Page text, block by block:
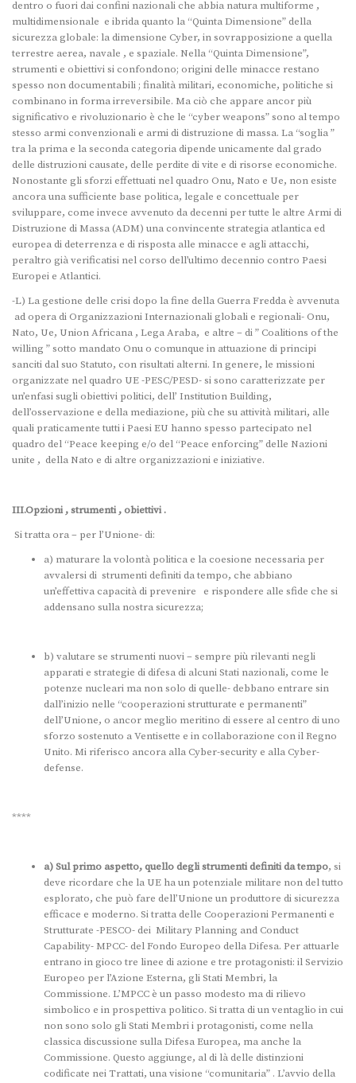
dentro o fuori dai confini nazionali che abbia natura multiforme ,
multidimensionale e ibrida quanto la “Quinta Dimensione” della
sicurezza globale: la dimensione Cyber, in sovrapposizione a quella
terrestre aerea, navale , e spaziale. Nella “Quinta Dimensione”,
strumenti e obiettivi si confondono; origini delle minacce restano
spesso non documentabili ; finalità militari, economiche, politiche si
combinano in forma irreversibile. Ma ciò che appare ancor più
significativo e rivoluzionario è che le “cyber weapons” sono al tempo
stesso armi convenzionali e armi di distruzione di massa. La “soglia ”
tra la prima e la seconda categoria dipende unicamente dal grado
delle distruzioni causate, delle perdite di vite e di risorse economiche.
Nonostante gli sforzi effettuati nel quadro Onu, Nato e Ue, non esiste
ancora una sufficiente base politica, legale e concettuale per
sviluppare, come invece avvenuto da decenni per tutte le altre Armi di
Distruzione di Massa (ADM) una convincente strategia atlantica ed
europea di deterrenza e di risposta alle minacce e agli attacchi,
peraltro già verificatisi nel corso dell’ultimo decennio contro Paesi
Europei e Atlantici.
-L) La gestione delle crisi dopo la fine della Guerra Fredda è avvenuta
ad opera di Organizzazioni Internazionali globali e regionali- Onu,
Nato, Ue, Union Africana , Lega Araba, e altre – di ” Coalitions of the
willing ” sotto mandato Onu o comunque in attuazione di principi
sanciti dal suo Statuto, con risultati alterni. In genere, le missioni
organizzate nel quadro UE -PESC/PESD- si sono caratterizzate per
un’enfasi sugli obiettivi politici, dell’ Institution Building,
dell’osservazione e della mediazione, più che su attività militari, alle
quali praticamente tutti i Paesi EU hanno spesso partecipato nel
quadro del “Peace keeping e/o del “Peace enforcing” delle Nazioni
unite , della Nato e di altre organizzazioni e iniziative.
III.Opzioni , strumenti , obiettivi .
Si tratta ora – per l’Unione- di:
a) maturare la volontà politica e la coesione necessaria per
avvalersi di strumenti definiti da tempo, che abbiano
un’effettiva capacità di prevenire e rispondere alle sfide che si
addensano sulla nostra sicurezza;
b) valutare se strumenti nuovi – sempre più rilevanti negli
apparati e strategie di difesa di alcuni Stati nazionali, come le
potenze nucleari ma non solo di quelle- debbano entrare sin
dall’inizio nelle “cooperazioni strutturate e permanenti”
dell’Unione, o ancor meglio meritino di essere al centro di uno
sforzo sostenuto a Ventisette e in collaborazione con il Regno
Unito. Mi riferisco ancora alla Cyber-security e alla Cyber-
defense.
****
a) Sul primo aspetto, quello degli strumenti definiti da tempo, si
deve ricordare che la UE ha un potenziale militare non del tutto
esplorato, che può fare dell’Unione un produttore di sicurezza
efficace e moderno. Si tratta delle Cooperazioni Permanenti e
Strutturate -PESCO- dei Military Planning and Conduct
Capability- MPCC- del Fondo Europeo della Difesa. Per attuarle
entrano in gioco tre linee di azione e tre protagonisti: il Servizio
Europeo per l’Azione Esterna, gli Stati Membri, la
Commissione. L’MPCC è un passo modesto ma di rilievo
simbolico e in prospettiva politico. Si tratta di un ventaglio in cui
non sono solo gli Stati Membri i protagonisti, come nella
classica discussione sulla Difesa Europea, ma anche la
Commissione. Questo aggiunge, al di là delle distinzioni
codificate nei Trattati, una visione “comunitaria” . L’avvio della